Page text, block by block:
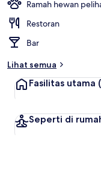
Ramah hewan
Restoran
Bar
Lihat semua
Fasilitas utama
Seperti di